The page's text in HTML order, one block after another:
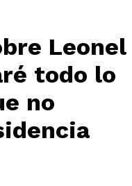
Leonel
todo lo
no